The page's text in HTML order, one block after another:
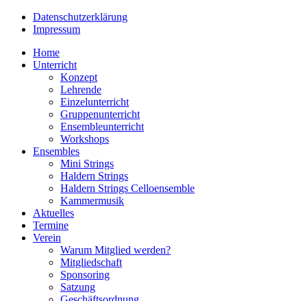
Datenschutzerklärung
Impressum
Home
Unterricht
Konzept
Lehrende
Einzelunterricht
Gruppenunterricht
Ensembleunterricht
Workshops
Ensembles
Mini Strings
Haldern Strings
Haldern Strings Celloensemble
Kammermusik
Aktuelles
Termine
Verein
Warum Mitglied werden?
Mitgliedschaft
Sponsoring
Satzung